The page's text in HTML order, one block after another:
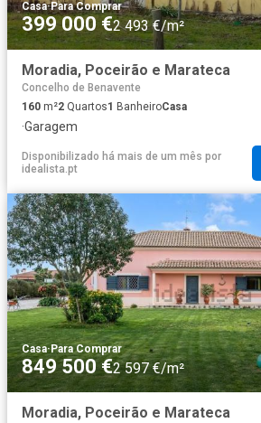
Casa·Para Comprar
399 000 €2 493 €/m²
Moradia, Poceirão e Marateca
Concelho de Benavente
160 m²2 Quartos1 BanheiroCasa
·Garagem
Disponibilizado há mais de um mês por
idealista.pt
Casa·Para Comprar
849 500 €2 597 €/m²
Moradia, Poceirão e Marateca